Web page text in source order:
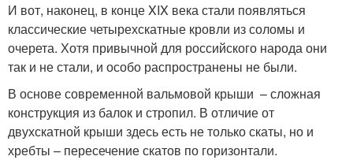
И вот, наконец, в конце XIX века стали появляться
классические четырехскатные кровли из соломы и
очерета. Хотя привычной для российского народа они
так и не стали, и особо распространены не были.
В основе современной вальмовой крыши – сложная
конструкция из балок и стропил. В отличие от
двухскатной крыши здесь есть не только скаты, но и
хребты – пересечение скатов по горизонтали.